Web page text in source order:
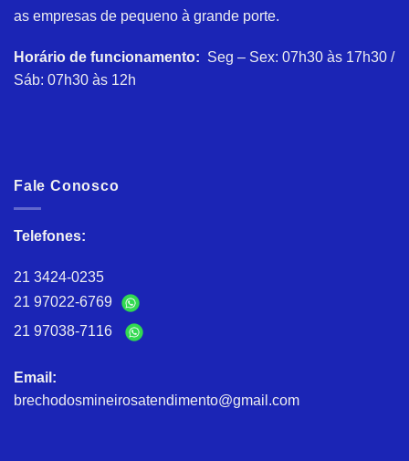
as empresas de pequeno à grande porte.
Horário de funcionamento: Seg – Sex: 07h30 às 17h30 /
Sáb: 07h30 às 12h
Fale Conosco
Telefones:
21 3424-0235
21 97022-6769
21 97038-7116
Email:
brechodosmineirosatendimento@gmail.com